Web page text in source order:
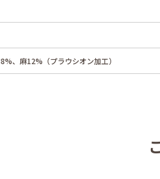
、麻12%（プラウシオン加工）